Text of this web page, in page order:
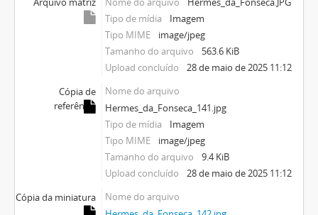
Tipo de mídia
Imagem
Tipo MIME
image/jpeg
Tamanho do arquivo
563.6 KiB
Upload concluído
28 de maio de 2025 11:12
Cópia de
referência
Nome do arquivo
Hermes_da_Fonseca_141.jpg
Tipo de mídia
Imagem
Tipo MIME
image/jpeg
Tamanho do arquivo
9.4 KiB
Upload concluído
28 de maio de 2025 11:12
Cópia da miniatura
Nome do arquivo